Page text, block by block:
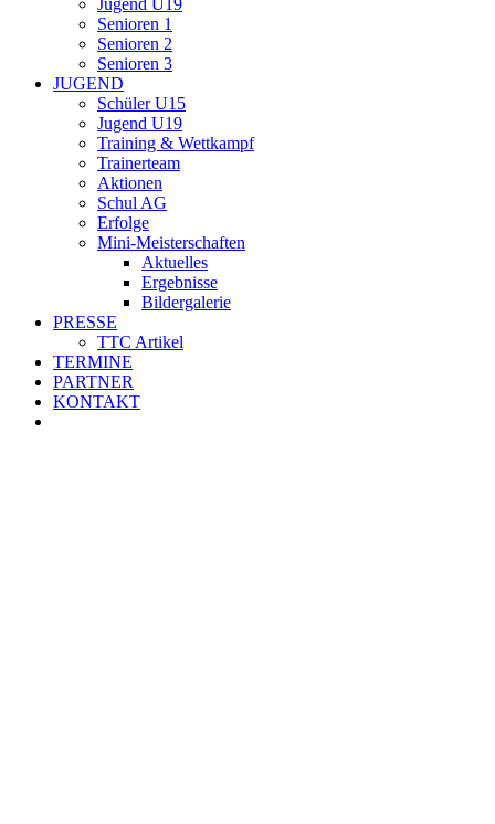
Jugend U19
Senioren 1
Senioren 2
Senioren 3
JUGEND
Schüler U15
Jugend U19
Training & Wettkampf
Trainerteam
Aktionen
Schul AG
Erfolge
Mini-Meisterschaften
Aktuelles
Ergebnisse
Bildergalerie
PRESSE
TTC Artikel
TERMINE
PARTNER
KONTAKT